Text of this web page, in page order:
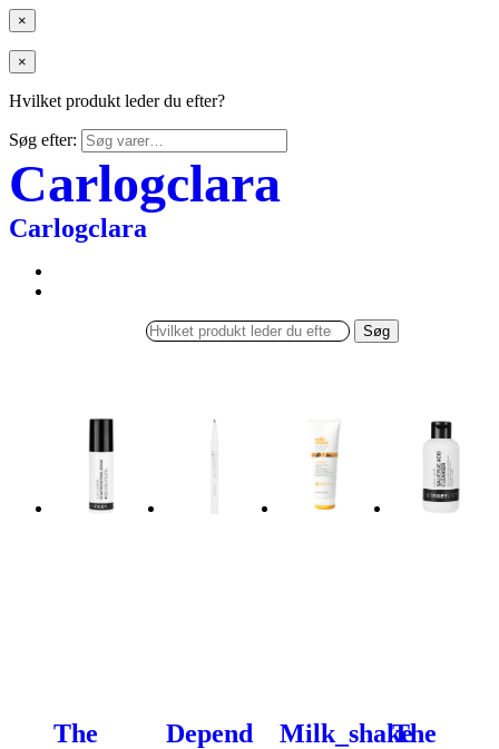
×
×
Hvilket produkt leder du efter?
Søg efter:
Carlogclara
Carlogclara
Søg
The
Depend
Milk_shakeThe